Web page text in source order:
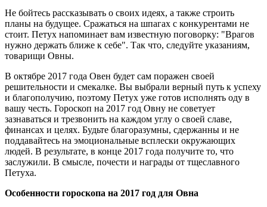
Не бойтесь рассказывать о своих идеях, а также строить
планы на будущее. Сражаться на шпагах с конкурентами не
стоит. Петух напоминает вам известную поговорку: "Врагов
нужно держать ближе к себе". Так что, следуйте указаниям,
товарищи Овны.
В октябре 2017 года Овен будет сам поражен своей
решительности и смекалке. Вы выбрали верный путь к успеху
и благополучию, поэтому Петух уже готов исполнять оду в
вашу честь. Гороскоп на 2017 год Овну не советует
зазнаваться и трезвонить на каждом углу о своей славе,
финансах и целях. Будьте благоразумны, сдержанны и не
поддавайтесь на эмоциональные всплески окружающих
людей. В результате, в конце 2017 года получите то, что
заслужили. В смысле, почести и награды от тщеславного
Петуха.
Особенности гороскопа на 2017 год для Овна